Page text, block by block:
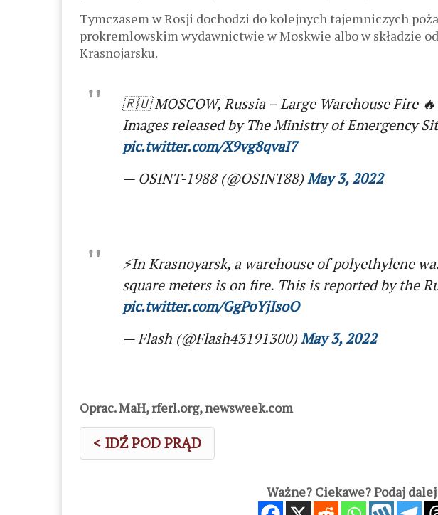
Tymczasem w Rosji dochodzi do kolejnych tajemniczych
prokremlowskim wydawnictwie w Moskwie albo w składzie
Krasnojarsku.
🇷🇺 MOSCOW, Russia – Large Warehouse Fire 🔥
Images released by The Ministry of Emergency
pic.twitter.com/X9vg8qvaI7
— OSINT-1988 (@OSINT88)May 3, 2022
⚡️In Krasnoyarsk, a warehouse of polyethylene
square meters is on fire. This is reported by the
pic.twitter.com/GgPoYjIsoO
— Flash (@Flash43191300)May 3, 2022
Oprac. MaH, rferl.org, newsweek.com
< IDŹ POD PRĄD
Ważne? Ciekawe? Podaj